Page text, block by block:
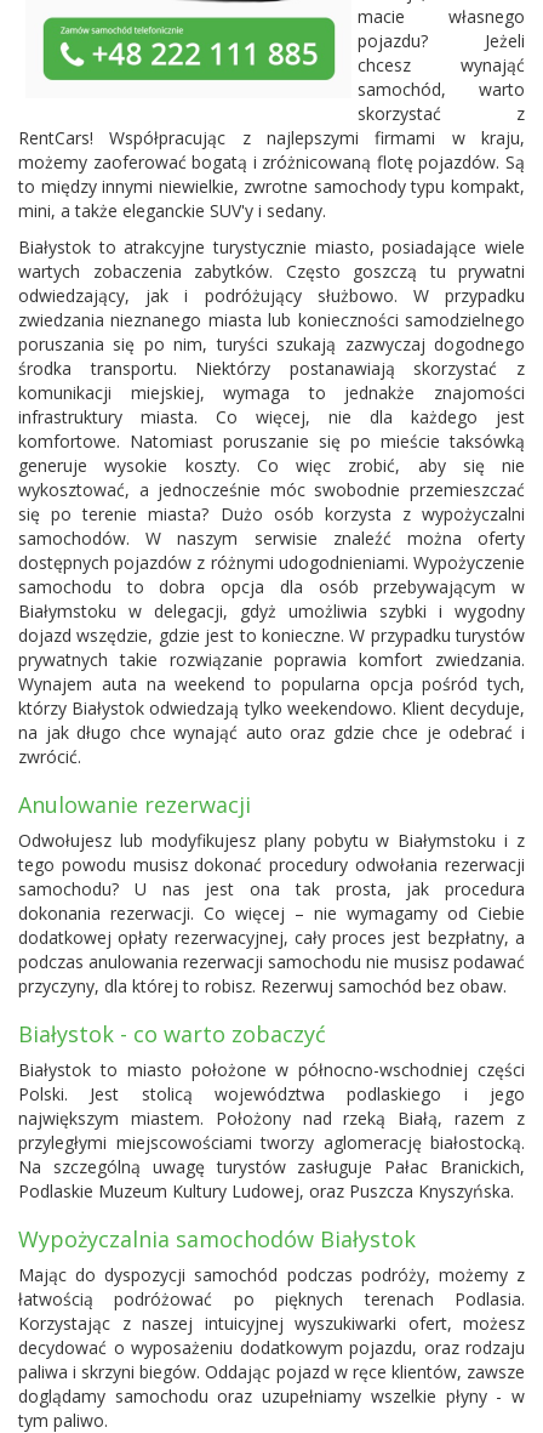
macie własnego
pojazdu? Jeżeli
chcesz wynająć
samochód, warto
skorzystać z
RentCars! Współpracując z najlepszymi firmami w kraju,
możemy zaoferować bogatą i zróżnicowaną flotę pojazdów. Są
to między innymi niewielkie, zwrotne samochody typu kompakt,
mini, a także eleganckie SUV'y i sedany.
Białystok to atrakcyjne turystycznie miasto, posiadające wiele
wartych zobaczenia zabytków. Często goszczą tu prywatni
odwiedzający, jak i podróżujący służbowo. W przypadku
zwiedzania nieznanego miasta lub konieczności samodzielnego
poruszania się po nim, turyści szukają zazwyczaj dogodnego
środka transportu. Niektórzy postanawiają skorzystać z
komunikacji miejskiej, wymaga to jednakże znajomości
infrastruktury miasta. Co więcej, nie dla każdego jest
komfortowe. Natomiast poruszanie się po mieście taksówką
generuje wysokie koszty. Co więc zrobić, aby się nie
wykosztować, a jednocześnie móc swobodnie przemieszczać
się po terenie miasta? Dużo osób korzysta z wypożyczalni
samochodów. W naszym serwisie znaleźć można oferty
dostępnych pojazdów z różnymi udogodnieniami. Wypożyczenie
samochodu to dobra opcja dla osób przebywającym w
Białymstoku w delegacji, gdyż umożliwia szybki i wygodny
dojazd wszędzie, gdzie jest to konieczne. W przypadku turystów
prywatnych takie rozwiązanie poprawia komfort zwiedzania.
Wynajem auta na weekend to popularna opcja pośród tych,
którzy Białystok odwiedzają tylko weekendowo. Klient decyduje,
na jak długo chce wynająć auto oraz gdzie chce je odebrać i
zwrócić.
Anulowanie rezerwacji
Odwołujesz lub modyfikujesz plany pobytu w Białymstoku i z
tego powodu musisz dokonać procedury odwołania rezerwacji
samochodu? U nas jest ona tak prosta, jak procedura
dokonania rezerwacji. Co więcej – nie wymagamy od Ciebie
dodatkowej opłaty rezerwacyjnej, cały proces jest bezpłatny, a
podczas anulowania rezerwacji samochodu nie musisz podawać
przyczyny, dla której to robisz. Rezerwuj samochód bez obaw.
Białystok - co warto zobaczyć
Białystok to miasto położone w północno-wschodniej części
Polski. Jest stolicą województwa podlaskiego i jego
największym miastem. Położony nad rzeką Białą, razem z
przyległymi miejscowościami tworzy aglomerację białostocką.
Na szczególną uwagę turystów zasługuje Pałac Branickich,
Podlaskie Muzeum Kultury Ludowej, oraz Puszcza Knyszyńska.
Wypożyczalnia samochodów Białystok
Mając do dyspozycji samochód podczas podróży, możemy z
łatwością podróżować po pięknych terenach Podlasia.
Korzystając z naszej intuicyjnej wyszukiwarki ofert, możesz
decydować o wyposażeniu dodatkowym pojazdu, oraz rodzaju
paliwa i skrzyni biegów. Oddając pojazd w ręce klientów, zawsze
doglądamy samochodu oraz uzupełniamy wszelkie płyny - w
tym paliwo.